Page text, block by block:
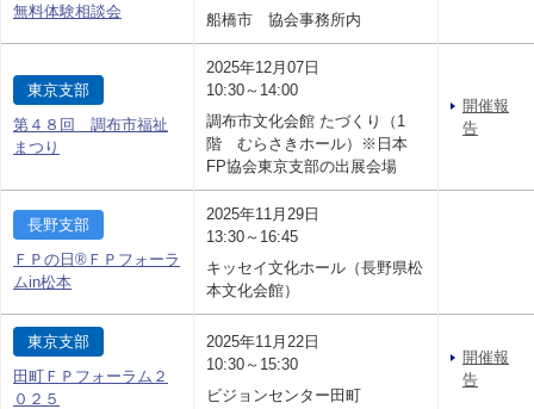
無料体験相談会
船橋市 協会事務所内
東京支部
第４８回 調布市福祉
まつり
2025年12月07日
10:30～14:00
調布市文化会館 たづくり（1
階 むらさきホール）※日本
FP協会東京支部の出展会場
開催報
告
長野支部
ＦＰの日®ＦＰフォーラ
ムin松本
2025年11月29日
13:30～16:45
キッセイ文化ホール（長野県松
本文化会館）
東京支部
田町ＦＰフォーラム２
０２５
2025年11月22日
10:30～15:30
ビジョンセンター田町
開催報
告